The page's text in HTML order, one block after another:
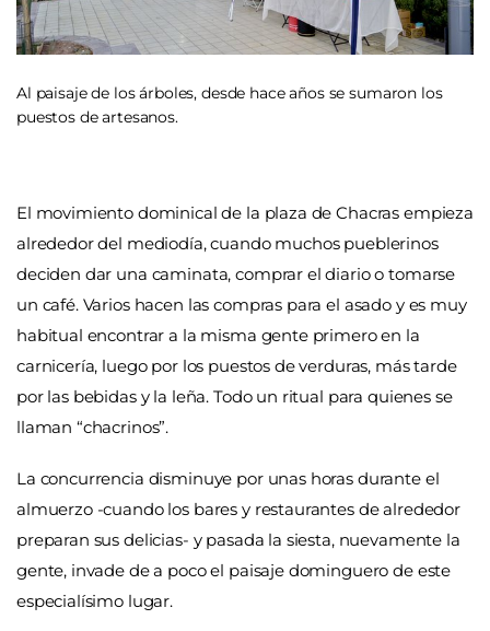
Al paisaje de los árboles, desde hace años se sumaron los
puestos de artesanos.
El movimiento dominical de la plaza de Chacras empieza
alrededor del mediodía, cuando muchos pueblerinos
deciden dar una caminata, comprar el diario o tomarse
un café. Varios hacen las compras para el asado y es muy
habitual encontrar a la misma gente primero en la
carnicería, luego por los puestos de verduras, más tarde
por las bebidas y la leña. Todo un ritual para quienes se
llaman “chacrinos”.
La concurrencia disminuye por unas horas durante el
almuerzo -cuando los bares y restaurantes de alrededor
preparan sus delicias- y pasada la siesta, nuevamente la
gente, invade de a poco el paisaje dominguero de este
especialísimo lugar.